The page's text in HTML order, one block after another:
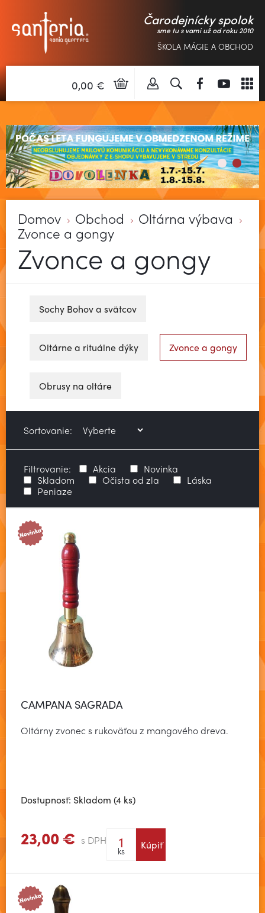
Čarodejnícky spolok
sme tu s vami už od roku 2010
ŠKOLA MÁGIE A OBCHOD
0,00 €
Domov Obchod Oltárna výbava
Zvonce a gongy
Zvonce a gongy
Sochy Bohov a svätcov
Oltárne a rituálne dýky Zvonce a gongy
Obrusy na oltáre
Sortovanie:
Filtrovanie: Akcia
Novinka
Skladom
Očista od zla
Láska
Peniaze
Zobraziť viac
CAMPANA SAGRADA
Oltárny zvonec s rukoväťou z mangového dreva.
Dostupnosť: Skladom (4 ks)
23,00 € s DPH
ks Kúpiť
Zobraziť viac